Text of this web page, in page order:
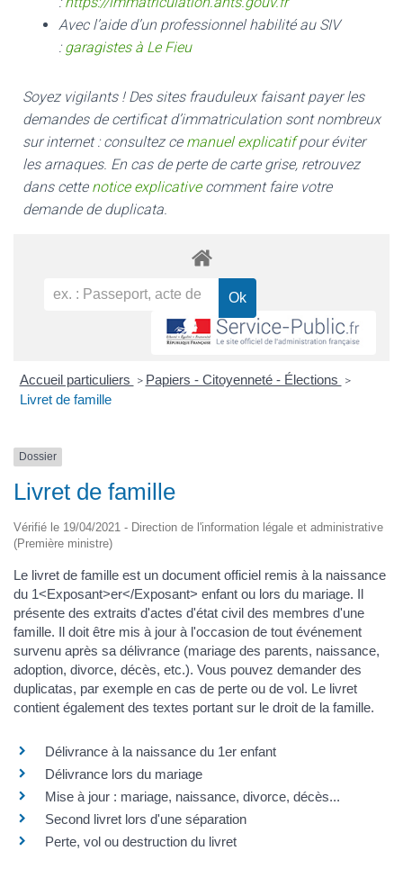
Avec l’aide d’un professionnel habilité au SIV
: garagistes à Le Fieu
Soyez vigilants ! Des sites frauduleux faisant payer les
demandes de certificat d’immatriculation sont nombreux
sur internet : consultez ce manuel explicatifpour éviter
les arnaques. En cas de perte de carte grise, retrouvez
dans cette notice explicativecomment faire votre
demande de duplicata.
Accueil particuliers > Papiers - Citoyenneté - Élections >
Livret de famille
Dossier
Livret de famille
Vérifié le 19/04/2021 - Direction de l'information légale et administrative
(Première ministre)
Le livret de famille est un document officiel remis à la naissance
du 1<Exposant>er</Exposant> enfant ou lors du mariage. Il
présente des extraits d'actes d'état civil des membres d'une
famille. Il doit être mis à jour à l'occasion de tout événement
survenu après sa délivrance (mariage des parents, naissance,
adoption, divorce, décès, etc.). Vous pouvez demander des
duplicatas, par exemple en cas de perte ou de vol. Le livret
contient également des textes portant sur le droit de la famille.
Délivrance à la naissance du 1er enfant
Délivrance lors du mariage
Mise à jour : mariage, naissance, divorce, décès...
Second livret lors d'une séparation
Perte, vol ou destruction du livret